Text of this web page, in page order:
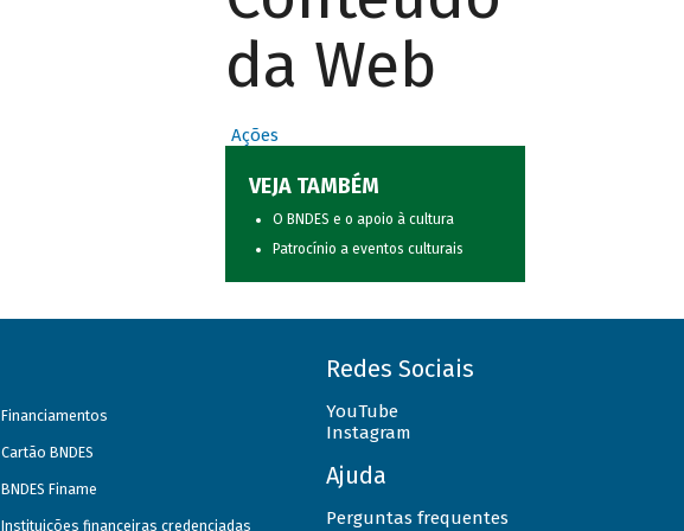
da Web
Ações
VEJA TAMBÉM
O BNDES e o apoio à cultura
Patrocínio a eventos culturais
Financiamentos
Cartão BNDES
BNDES Finame
Instituições financeiras credenciadas
Redes Sociais
YouTube
Instagram
Ajuda
Perguntas frequentes